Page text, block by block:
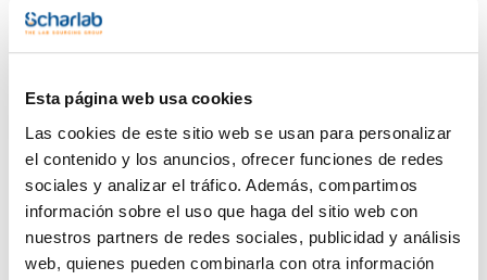
Esta página web usa cookies
Las cookies de este sitio web se usan para personalizar
el contenido y los anuncios, ofrecer funciones de redes
sociales y analizar el tráfico. Además, compartimos
información sobre el uso que haga del sitio web con
nuestros partners de redes sociales, publicidad y análisis
web, quienes pueden combinarla con otra información
Características
Capacidad
x 1 l